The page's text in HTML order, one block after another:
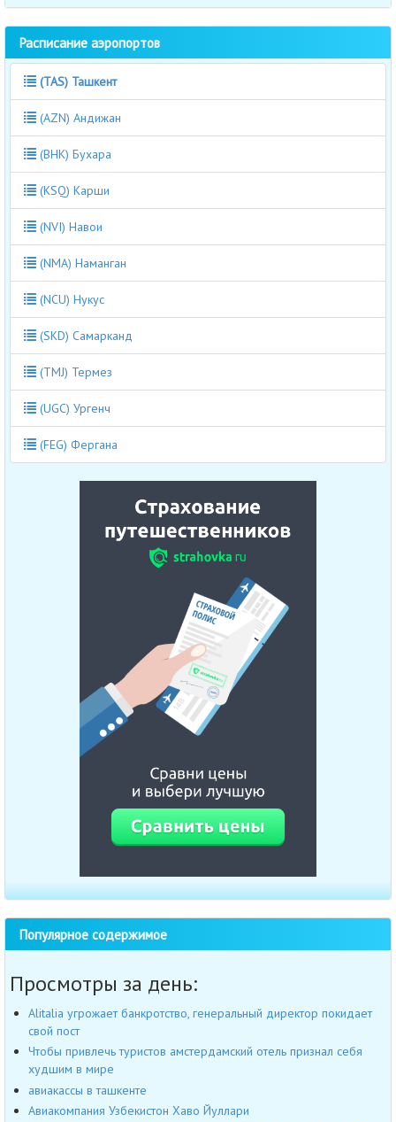
Расписание аэропортов
(TAS) Ташкент
(AZN) Андижан
(BHK) Бухара
(KSQ) Карши
(NVI) Навои
(NMA) Наманган
(NCU) Нукус
(SKD) Самарканд
(TMJ) Термез
(UGC) Ургенч
(FEG) Фергана
Популярное содержимое
Просмотры за день:
Alitalia угрожает банкротство, генеральный директор покидает
свой пост
Чтобы привлечь туристов амстердамский отель признал себя
худшим в мире
авиакассы в ташкенте
Авиакомпания Узбекистон Хаво Йуллари